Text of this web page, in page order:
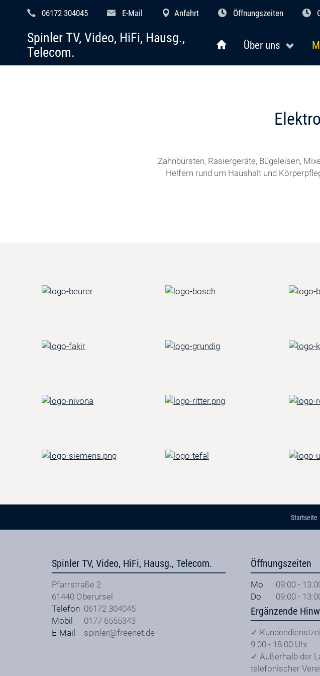
06172 304045 E-Mail Anfahrt Öffnungszeiten
Über uns
Spinler TV, Video, HiFi, Hausg.,
Telecom.
Zahnbürsten, Rasiergeräte, Bügeleisen,
Helfern rund um Haushalt und
Startseite
Spinler TV, Video, HiFi, Hausg., Telecom.
Pfarrstraße 2
61440 Oberursel
Telefon 06172 304045
Mobil
0177 6555343
E-Mail
spinler@freenet.de
Öffnungszeiten
Mo
09:00 -
Do
09:00 -
Ergänzende
✓
9.00 - 18.00 Uhr
✓ Außerhalb der
telefonischer